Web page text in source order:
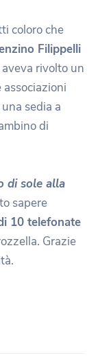
coloro che
Filippelli
rivolto un
sedia a
di
di sole alla
sapere
10 telefonate
Grazie